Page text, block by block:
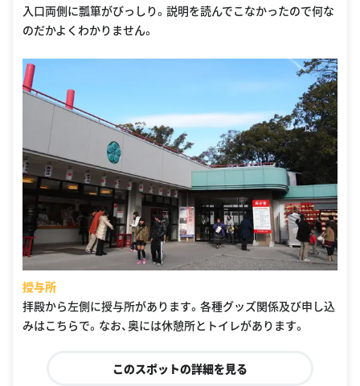
入口両側に瓢箪がびっしり。説明を読んでこなかったので何な
のだかよくわかりません。
授与所
拝殿から左側に授与所があります。各種グッズ関係及び申し込
みはこちらで。なお、奥には休憩所とトイレがあります。
このスポットの詳細を見る